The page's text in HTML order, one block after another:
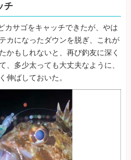
チ
カサゴをキャッチできたが、やは
カになったダウンを脱ぎ、これが
かもしれないと、再び釣友に深く
、多少太っても大丈夫なように、
伸ばしておいた。